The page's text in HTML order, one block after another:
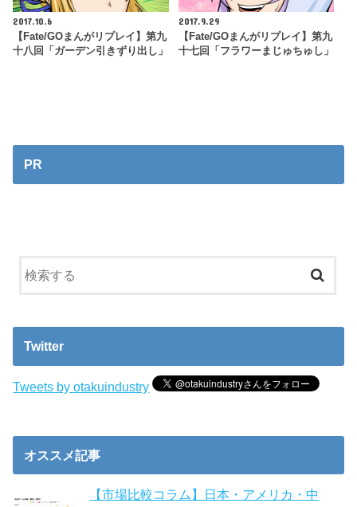
2017.10.6
【Fate/GOまんがリプレイ】第九
十八回「ガーデン引きずり出し」
2017.9.29
【Fate/GOまんがリプレイ】第九
十七回「フラワーまじゅちゅし」
PR
Twitter
Tweets by otakuindustry
オススメ記事
【市場比較コラム】日本・アメリカ・中